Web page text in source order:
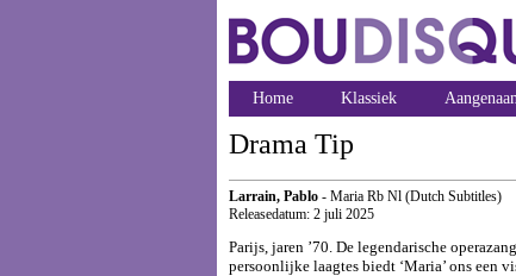
Home Klassiek
Drama Tip
Larrain, Pablo - Maria Rb Nl (Dutch Subtitles)
Releasedatum: 2 juli 2025
Parijs, jaren ’70. De legendarische
persoonlijke laagtes biedt ‘Maria’ ons een